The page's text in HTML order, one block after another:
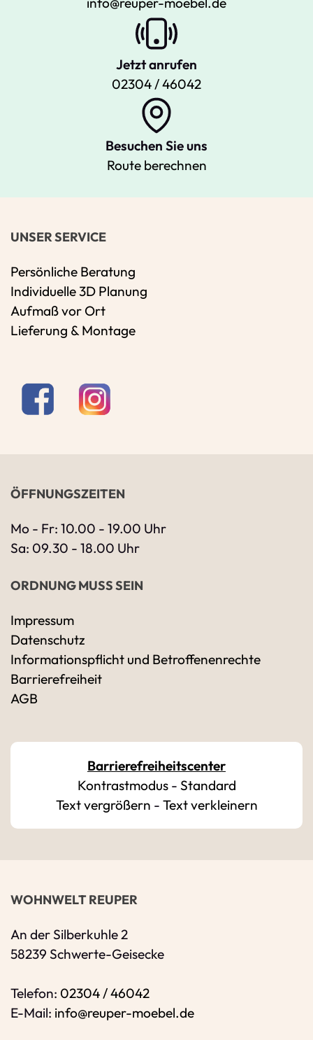
Jetzt anrufen
02304 / 46042
Besuchen Sie uns
Route berechnen
UNSER SERVICE
Persönliche Beratung
Individuelle 3D Planung
Aufmaß vor Ort
Lieferung & Montage
ÖFFNUNGSZEITEN
Mo - Fr: 10.00 - 19.00 Uhr
Sa: 09.30 - 18.00 Uhr
ORDNUNG MUSS SEIN
Impressum
Datenschutz
Informationspflicht und Betroffenenrechte
Barrierefreiheit
AGB
Barrierefreiheitscenter
Kontrastmodus- Standard
Text vergrößern - Text verkleinern
WOHNWELT REUPER
An der Silberkuhle 2
58239 Schwerte-Geisecke
Telefon: 02304 / 46042
E-Mail: info@reuper-moebel.de
Ihre Kontaktdaten
Alle mit Stern gekennzeichneten Felder
Name*
E-Mail-Adresse*
Bitte geben Sie eine gültige E-Mail-Adresse
Telefon*
Ihr Wunschtermin / Rückruf
Datum